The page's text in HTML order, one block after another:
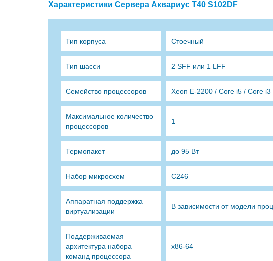
Характеристики Сервера Аквариус T40 S102DF
Тип корпуса Стоечный
Тип шасси 2 SFF или 1 LFF
Семейство процессоров Xeon E-2200 / Core i5 / Core i3
Максимальное количество
процессоров
1
Термопакет до 95 Вт
Набор микросхем C246
Аппаратная поддержка
виртуализации
В зависимости от модели
Поддерживаемая
архитектура набора
команд процессора
х86-64